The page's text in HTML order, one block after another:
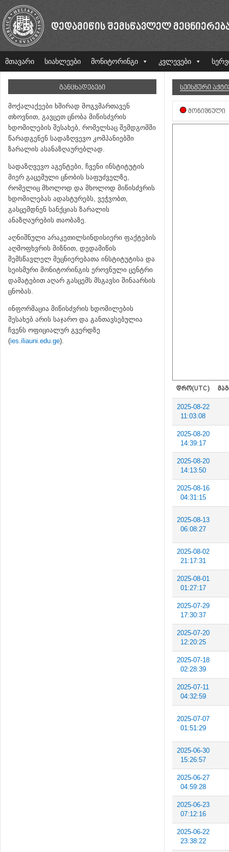
ᲓᲔᲓᲐᲛᲘᲬᲘᲡ ᲨᲔᲛᲡᲬᲐᲕᲚᲔᲚ
მთავარი სიახლეები მონიტორინგი კვლევები
ᲒᲐᲜᲪᲮᲐᲓᲔᲑᲔᲑᲘ
მოქალაქეები ხშირად მოგვმართავენ
თხოვნით, გავცეთ ცნობა მიწისძვრის
ხდომილების შესახებ, რომელსაც შემდგომში
წარადგენენ სადაზღვევო კომპანიებში
ზარალის ასანაზღაურებლად.
სადაზღვევო აგენტები, ჩვენი ინსტიტუტის
მიერ გაცემული ცნობის საფუძველზე,
რომელიც მხოლოდ და მხოლოდ მიწისძვრის
ხდომილებას ადასტურებს, ვეჭვობთ,
გასცემდნენ სანქციას ზარალის
ანაზღაურების თაობაზე.
აღნიშნული არაკეთილსინდისიერი ფაქტების
აღმოფხვრის მიზნით, დედამიწის
შემსწავლელ მეცნიერებათა ინსტიტუტისა და
სეისმური მონიტორინგის ეროვნული ცენტრი
დამატებით აღარ გასცემს მსგავსი შინაარსის
ცნობას.
ინფორმაცია მიწისძვრის ხდომილების
შესახებ არის საჯარო და განთავსებულია
ჩვენს ოფიციალურ გვერდზე
(ies.iliauni.edu.ge).
ᲡᲔᲘᲡᲛᲣᲠᲘ
ᲛᲝᲜᲘᲨᲜᲣᲚᲘ
ᲓᲠᲝ(UTC)
2025-08-22
11:03:08
2025-08-20
14:39:17
2025-08-20
14:13:50
2025-08-16
04:31:15
2025-08-13
06:08:27
2025-08-02
21:17:31
2025-08-01
01:27:17
2025-07-29
17:30:37
2025-07-20
12:20:25
2025-07-18
02:28:39
2025-07-11
04:32:59
2025-07-07
01:51:29
2025-06-30
15:26:57
2025-06-27
04:59:28
2025-06-23
07:12:16
2025-06-22
23:38:22